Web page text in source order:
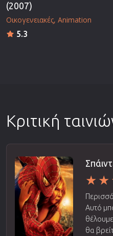
(2007)
Οικογενειακές Animation
5.3
Κριτική
Αυτό
θα